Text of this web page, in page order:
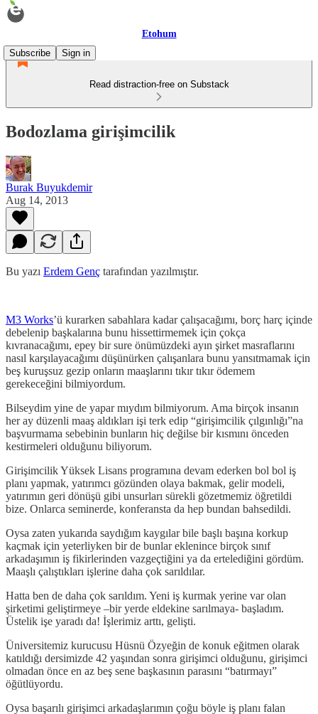
Etohum
Subscribe
Sign in
Read distraction-free on Substack
Bodozlama girişimcilik
Burak Buyukdemir
Aug 14, 2013
Bu yazı Erdem Genç tarafından yazılmıştır.
M3 Works’ü kurarken sabahlara kadar çalışacağımı, borç harç içinde
debelenip başkalarına bunu hissettirmemek için çokça
kıvranacağımı, epey bir sure önümüzdeki ayın şirket masraflarını
nasıl karşılayacağımı düşünürken çalışanlara bunu yansıtmamak için
beş kuruşsuz gezip onların maaşlarını tıkır tıkır ödemem
gerekeceğini bilmiyordum.
Bilseydim yine de yapar mıydım bilmiyorum. Ama birçok insanın
her ay düzenli maaş aldıkları işi terk edip “girişimcilik çılgınlığı”na
başvurmama sebebinin bunların hiç değilse bir kısmını önceden
kestirmeleri olduğunu biliyorum.
Girişimcilik Yüksek Lisans programına devam ederken bol bol iş
planı yapmak, yatırımcı gözünden olaya bakmak, gelir modeli,
yatırımın geri dönüşü gibi unsurları sürekli gözetmemiz öğretildi
bize. Onlarca seminerde, konferansta da hep bundan bahsedildi.
Oysa zaten yukarıda saydığım kaygılar bile başlı başına korkup
kaçmak için yeterliyken bir de bunlar eklenince birçok sınıf
arkadaşımın iş fikirlerinden vazgeçtiğini ya da ertelediğini gördüm.
Maaşlı çalıştıkları işlerine daha çok sarıldılar.
Hatta ben de daha çok sarıldım. Yeni iş kurmak yerine var olan
şirketimi geliştirmeye –bir yerde eldekine sarılmaya- başladım.
Üstelik işe yaradı da! İşlerimiz arttı, gelişti.
Üniversitemiz kurucusu Hüsnü Özyeğin de konuk eğitmen olarak
katıldığı dersimizde 42 yaşından sonra girişimci olduğunu, girişimci
olmadan önce en az beş sene başkasının parasını “batırmayı”
öğütlüyordu.
Oysa başarılı girişimci arkadaşlarımın çoğu böyle iş planı falan